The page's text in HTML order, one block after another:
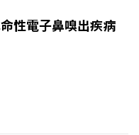
性電子鼻嗅出疾病